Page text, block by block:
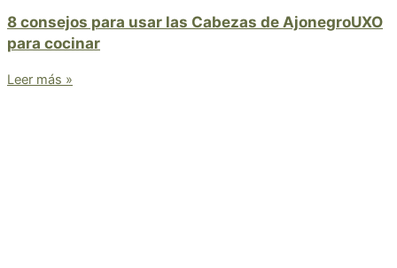
8 consejos para usar las Cabezas de AjonegroUXO
para cocinar
Leer más »